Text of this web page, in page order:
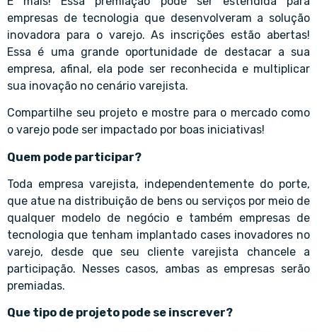
empresas de tecnologia que desenvolveram a solução
inovadora para o varejo. As inscrições estão abertas!
Essa é uma grande oportunidade de destacar a sua
empresa, afinal, ela pode ser reconhecida e multiplicar
sua inovação no cenário varejista.
Compartilhe seu projeto e mostre para o mercado como
o varejo pode ser impactado por boas iniciativas!
Quem pode participar?
Toda empresa varejista, independentemente do porte,
que atue na distribuição de bens ou serviços por meio de
qualquer modelo de negócio e também empresas de
tecnologia que tenham implantado cases inovadores no
varejo, desde que seu cliente varejista chancele a
participação. Nesses casos, ambas as empresas serão
premiadas.
Que tipo de projeto pode se inscrever?